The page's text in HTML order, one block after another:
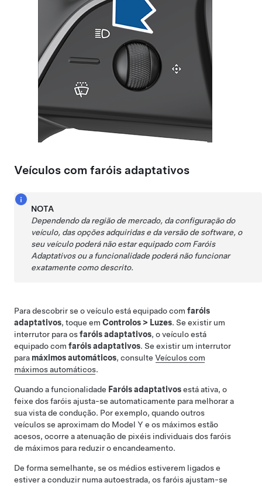
Veículos com faróis adaptativos
NOTA
Dependendo da região de mercado, da configuração do
veículo, das opções adquiridas e da versão de software, o
seu veículo poderá não estar equipado com Faróis
Adaptativos ou a funcionalidade poderá não funcionar
exatamente como descrito.
Para descobrir se o veículo está equipado com faróis
adaptativos, toque em Controlos > Luzes. Se existir um
interrutor para osfaróis adaptativos, o veículo está
equipado com faróis adaptativos. Se existir um interrutor
para máximos automáticos, consulte Veículos com
máximos automáticos.
Quando a funcionalidade Faróis adaptativosestá ativa, o
feixe dos faróis ajusta-se automaticamente para melhorar a
sua vista de condução. Por exemplo, quando outros
veículos se aproximam do Model Y e os máximos estão
acesos, ocorre a atenuação de pixéis individuais dos faróis
de máximos para reduzir o encandeamento.
De forma semelhante, se os médios estiverem ligados e
estiver a conduzir numa autoestrada, os faróis ajustam-se